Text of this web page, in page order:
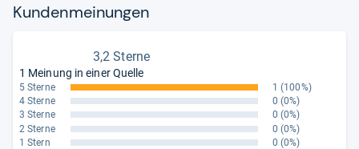
Kun­den­mei­nun­gen
3,2 Sterne
1 Meinung in einer Quelle
5 Sterne 1 (100%)
4 Sterne
0 (0%)
3 Sterne
0 (0%)
2 Sterne
0 (0%)
1 Stern
0 (0%)